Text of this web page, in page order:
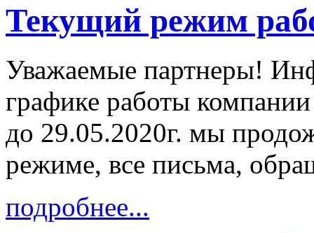
Текущий режим
Уважаемые партнеры!
графике работы
до 29.05.2020г. мы
режиме, все письма,
подробнее...